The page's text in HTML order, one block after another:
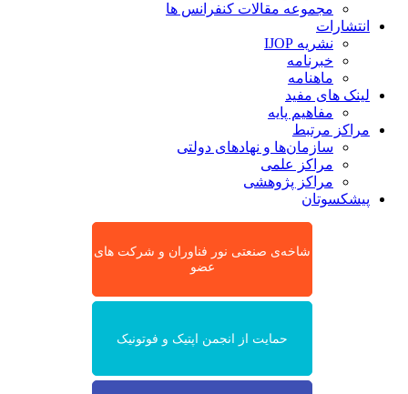
مجموعه مقالات کنفرانس ها
انتشارات
نشریه IJOP
خبرنامه
ماهنامه
لینک های مفید
مفاهیم پایه
مراکز مرتبط
سازمان‌ها و نهادهای دولتی
مراکز علمی
مراکز پژوهشی
پیشکسوتان
شاخه‌ی صنعتی نور فناوران و شرکت های
عضو
حمایت از انجمن اپتیک و فوتونیک